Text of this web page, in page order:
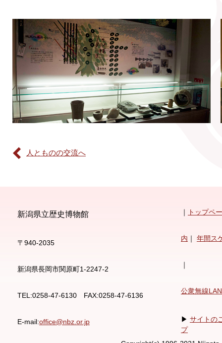
人とものの交流へ
新潟県立歴史博物館
〒940-2035
新潟県長岡市関原町1-2247-2
TEL:0258-47-6130 FAX:0258-47-6136
E-mail:office@nbz.or.jp
トップペ
内 年間ス
公衆無線
▶ サイトの
プ